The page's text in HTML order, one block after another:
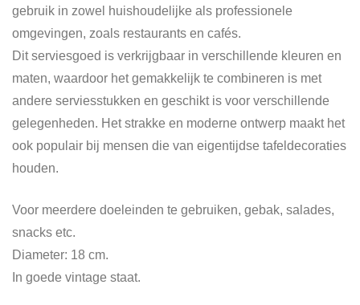
gebruik in zowel huishoudelijke als professionele
omgevingen, zoals restaurants en cafés.
Dit serviesgoed is verkrijgbaar in verschillende kleuren en
maten, waardoor het gemakkelijk te combineren is met
andere serviesstukken en geschikt is voor verschillende
gelegenheden. Het strakke en moderne ontwerp maakt het
ook populair bij mensen die van eigentijdse tafeldecoraties
houden.
Voor meerdere doeleinden te gebruiken, gebak, salades,
snacks etc.
Diameter: 18 cm.
In goede vintage staat.